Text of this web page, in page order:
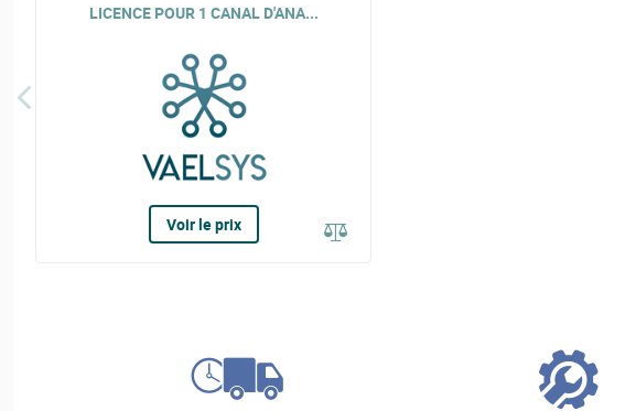
LICENCE POUR 1 CANAL D'ANA...
Voir le prix